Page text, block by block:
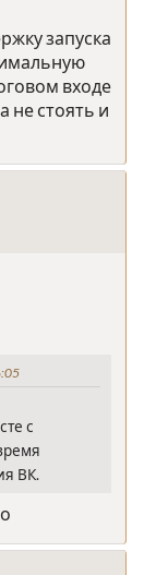
запуска
входе
не стоять и
с
ВК.